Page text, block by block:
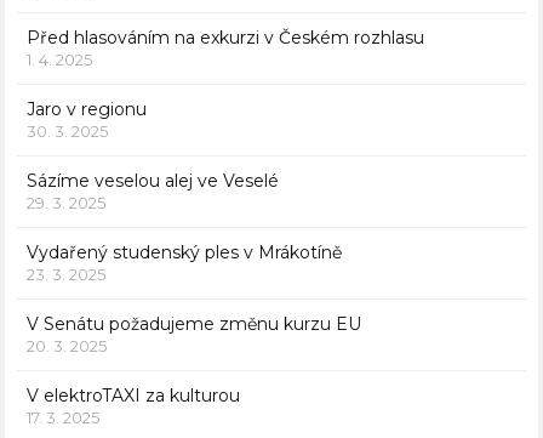
Před hlasováním na exkurzi v Českém rozhlasu
1. 4. 2025
Jaro v regionu
30. 3. 2025
Sázíme veselou alej ve Veselé
29. 3. 2025
Vydařený studenský ples v Mrákotíně
23. 3. 2025
V Senátu požadujeme změnu kurzu EU
20. 3. 2025
V elektroTAXI za kulturou
17. 3. 2025